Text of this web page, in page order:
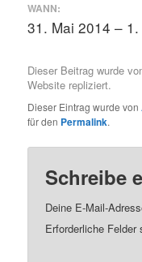
WANN:
31. Mai 2014 –
Dieser Beitrag wurde
Website repliziert.
Dieser Eintrag wurde von
für den Permalink.
Schreibe
Deine E-Mail-
Erforderliche